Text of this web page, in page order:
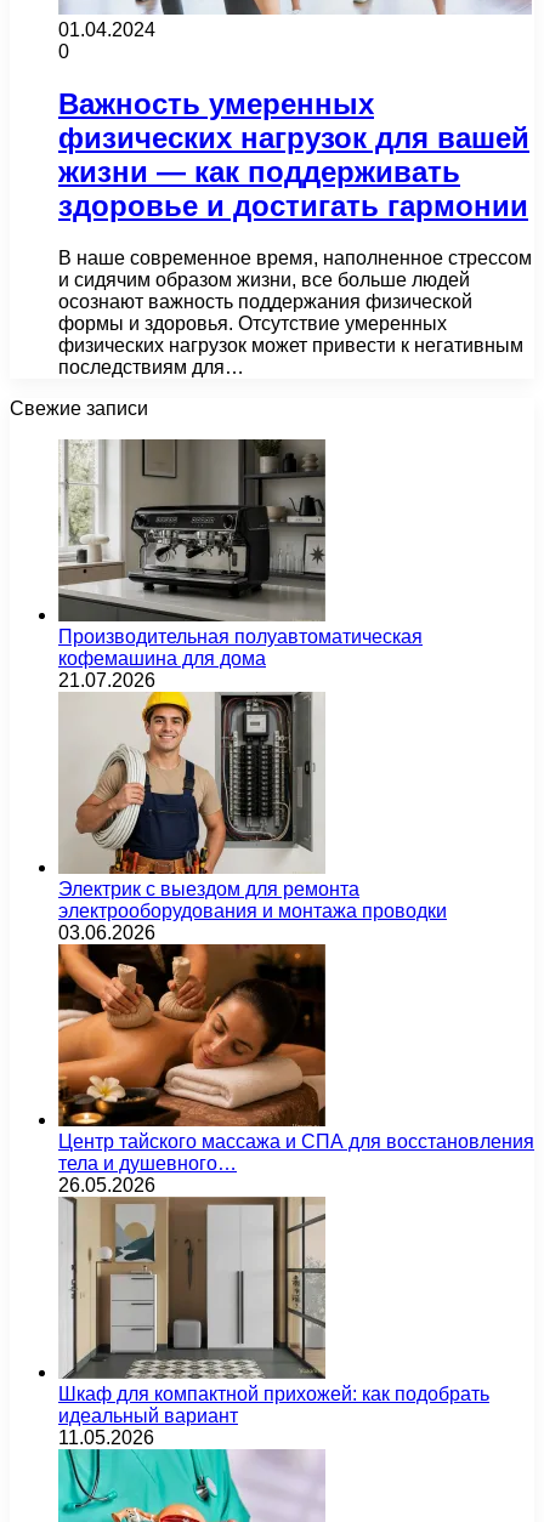
01.04.2024
0
Важность умеренных
физических нагрузок для вашей
жизни — как поддерживать
здоровье и достигать гармонии
В наше современное время, наполненное стрессом
и сидячим образом жизни, все больше людей
осознают важность поддержания физической
формы и здоровья. Отсутствие умеренных
физических нагрузок может привести к негативным
последствиям для…
Свежие записи
Производительная полуавтоматическая
кофемашина для дома
21.07.2026
Электрик с выездом для ремонта
электрооборудования и монтажа проводки
03.06.2026
Центр тайского массажа и СПА для восстановления
тела и душевного…
26.05.2026
Шкаф для компактной прихожей: как подобрать
идеальный вариант
11.05.2026